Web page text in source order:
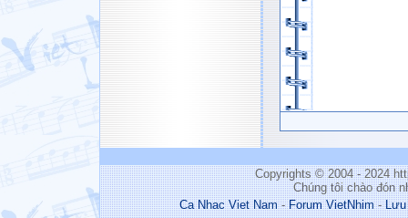
Copyrights © 2004 - 2024
Chúng tôi chào đón
Ca Nhac Viet Nam-Forum VietNhim-